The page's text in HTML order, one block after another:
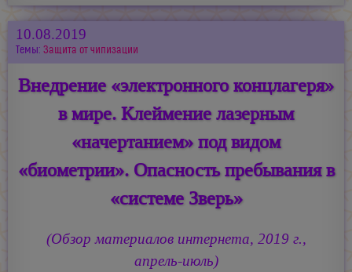
10.08.2019
Темы: Защита от чипизации
Внедрение «электронного концлагеря»
в мире. Клеймение лазерным
«начертанием» под видом
«биометрии». Опасность пребывания в
«системе Зверь»
(Обзор материалов интернета, 2019 г.,
апрель-июль)